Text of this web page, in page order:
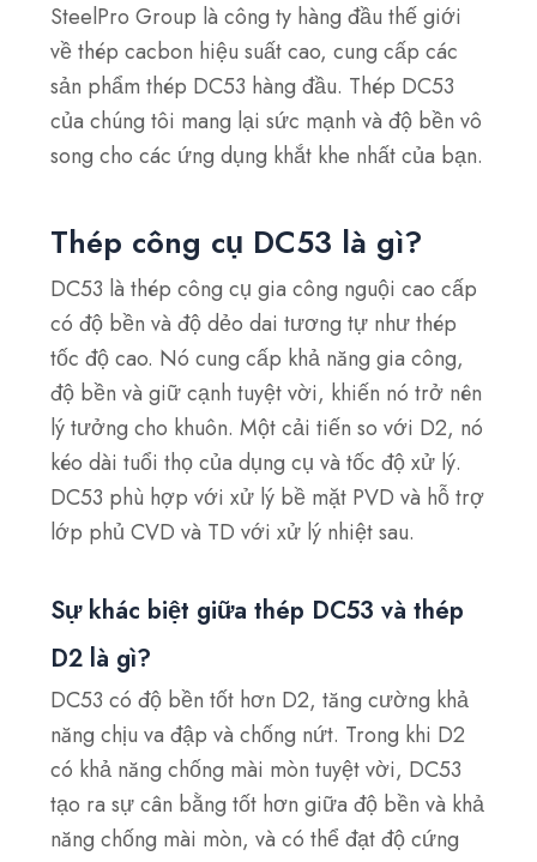
SteelPro Group là công ty hàng đầu thế giới
về thép cacbon hiệu suất cao, cung cấp các
sản phẩm thép DC53 hàng đầu. Thép DC53
của chúng tôi mang lại sức mạnh và độ bền vô
song cho các ứng dụng khắt khe nhất của bạn.
Thép công cụ DC53 là gì?
DC53 là thép công cụ gia công nguội cao cấp
có độ bền và độ dẻo dai tương tự như thép
tốc độ cao. Nó cung cấp khả năng gia công,
độ bền và giữ cạnh tuyệt vời, khiến nó trở nên
lý tưởng cho khuôn. Một cải tiến so với D2, nó
kéo dài tuổi thọ của dụng cụ và tốc độ xử lý.
DC53 phù hợp với xử lý bề mặt PVD và hỗ trợ
lớp phủ CVD và TD với xử lý nhiệt sau.
Sự khác biệt giữa thép DC53 và thép
D2 là gì?
DC53 có độ bền tốt hơn D2, tăng cường khả
năng chịu va đập và chống nứt. Trong khi D2
có khả năng chống mài mòn tuyệt vời, DC53
tạo ra sự cân bằng tốt hơn giữa độ bền và khả
năng chống mài mòn, và có thể đạt độ cứng